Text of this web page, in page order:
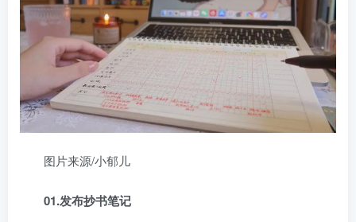
图片来源/小郁儿
01.发布抄书笔记